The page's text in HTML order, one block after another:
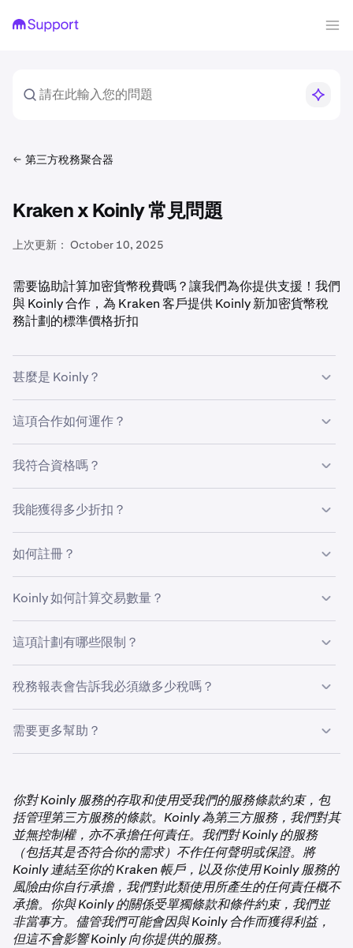
第三方稅務聚合器
Kraken x Koinly 常見問題
上次更新： October 10, 2025
需要協助計算加密貨幣稅費嗎？讓我們為你提供支援！我們
與 Koinly 合作，為 Kraken 客戶提供 Koinly 新加密貨幣稅
務計劃的標準價格折扣
甚麼是 Koinly？
Koinly 是一款全球性加密貨幣稅費計算工具，透過自動追蹤
並計算加密貨幣的收益、損失與收入，簡化稅務申報流程。
你可以輕鬆將 Kraken 帳戶連結至 Koinly，並獲得新加密稅
表：
• 美國國稅局 8949 表格及附表 D，
• 英國 HMRC 資本利得摘要等等。
這項合作如何運作？
透過 Kraken 連結至 Koinly，並將交易安全滙入。接著，
Koinly 將分類你的交易，並自動計算你的資本利得、資本損
失和加密貨幣收入。
我符合資格嗎？
如要符合資格，你必須滿足以下要求：
• 擁有經驗證的 Kraken 帳戶
• 使用你偏好的 Kraken 介面連結
我能獲得多少折扣？
透過 Kraken 連結至 Koinly，節省 25% 的加密稅務計劃費
用。折扣將自動套用至你選擇的 Koinly 稅務計劃標價。
Koinly 收取的稅務計劃標價可能會有所不同，你可以
在此處
在你完成購買之前，Koinly 將顯示：
• 你所選擇的新稅務計劃標價
• 你符合的折扣金額
• 你的新稅務計劃的折扣後應付價格
申報福利：
最多 800 筆 Kraken 交易的免費稅務報表，以及購買第一個
Koinly 付費計劃時可獲得50% 折扣。
如何註冊？
如要使用 Koinly 和 Kraken：
1 登入 Kraken 帳戶並連結至 Koinly。
2 你可以透過Kraken Pro、Kraken.com或我們的手機應
用程式來完成。
至 Koinly，將自動為你創建 Koinly 帳戶。
透過 Kraken 登入以存取新 Koinly 帳戶。然而，你可以隨時
在 Koinly 登入頁面上點擊「忘記密碼」來添加密碼。
如你已擁有 Koinly 帳戶，系統將提示你登入。
Koinly 如何計算交易數量？
在你從 Kraken 連結至 Koinly 後，你在 Kraken 進行的任何
加密貨幣交易將自動與 Koinly 同步。因此，請務必選擇能
涵蓋你所有錢包、所有交易的計劃。
這項計劃有哪些限制？
只要 Kraken 帳戶已通過驗證，任何擁有 Kraken 帳戶的人
都可以連結至 Koinly。
此外，你必須透過 SSO-Kraken Connect 註冊/登入才能符
次。
稅務報表會告訴我必須繳多少稅嗎？
Koinly 提供多種不同稅務報表。稅務報表包含申報稅務所需
的所有數據，但不會顯示實際應繳稅額，因為這通常取決於
你的稅率等其他因素。
需要更多幫助？
你對 Koinly 服務的存取和使用受我們的服務條款約束，包
括管理第三方服務的條款。Koinly 為第三方服務，我們對其
並無控制權，亦不承擔任何責任。我們對 Koinly 的服務
（包括其是否符合你的需求）不作任何聲明或保證。將
Koinly 連結至你的 Kraken 帳戶，以及你使用 Koinly 服務的
風險由你自行承擔，我們對此類使用所產生的任何責任概不
承擔。你與 Koinly 的關係受單獨條款和條件約束，我們並
非當事方。儘管我們可能會因與 Koinly 合作而獲得利益，
但這不會影響 Koinly 向你提供的服務。